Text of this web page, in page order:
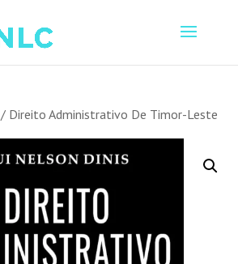
/ Direito Administrativo De Timor-Leste